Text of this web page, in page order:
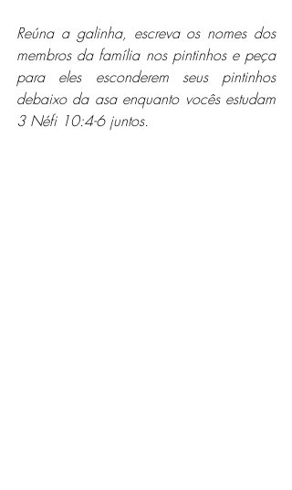
Reúna a galinha, escreva os nomes dos
membros da família nos pintinhos e peça
para eles esconderem seus pintinhos
debaixo da asa enquanto vocês estudam
3 Néfi 10:4-6 juntos.